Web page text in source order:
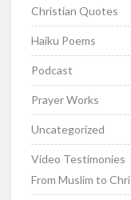
Christian Quotes
Haiku Poems
Podcast
Prayer Works
Uncategorized
Video Testimonies
From Muslim to